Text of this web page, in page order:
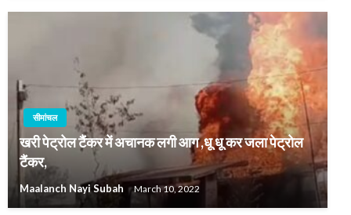
सीमांचल
खरी पेट्रोल टैंकर में अचानक लगी आग ,धू धू कर जला पेट्रोल
टैंकर,
Maalanch Nayi Subah March 10, 2022